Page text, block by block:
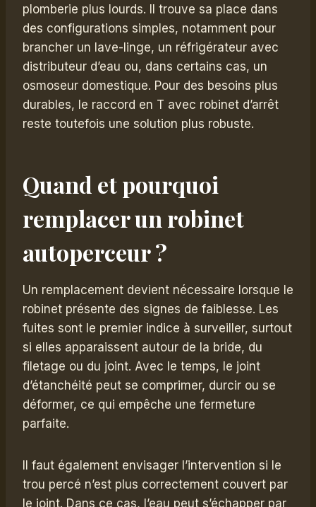
plomberie plus lourds. Il trouve sa place dans
des configurations simples, notamment pour
brancher un lave-linge, un réfrigérateur avec
distributeur d’eau ou, dans certains cas, un
osmoseur domestique. Pour des besoins plus
durables, le raccord en T avec robinet d’arrêt
reste toutefois une solution plus robuste.
Quand et pourquoi
remplacer un robinet
autoperceur ?
Un remplacement devient nécessaire lorsque le
robinet présente des signes de faiblesse. Les
fuites sont le premier indice à surveiller, surtout
si elles apparaissent autour de la bride, du
filetage ou du joint. Avec le temps, le joint
d’étanchéité peut se comprimer, durcir ou se
déformer, ce qui empêche une fermeture
parfaite.
Il faut également envisager l’intervention si le
trou percé n’est plus correctement couvert par
le joint. Dans ce cas, l’eau peut s’échapper par